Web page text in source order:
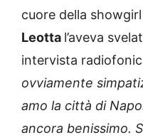
cuore della
Leotta l’aveva
intervista
ovviamente
amo la città di
ancora benissimo.